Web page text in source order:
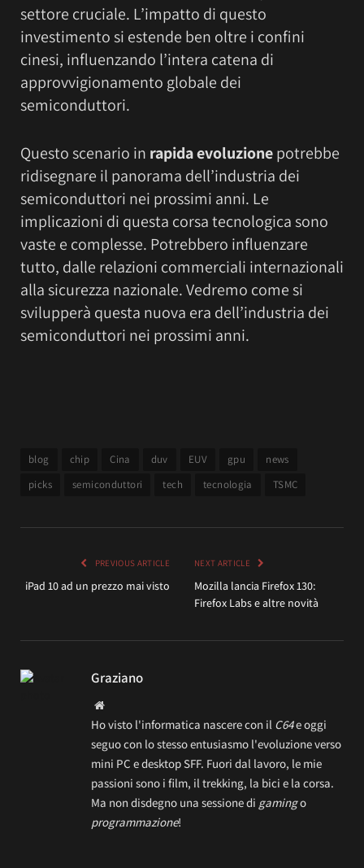
settore cruciale. L’impatto di questo
investimento si estende ben oltre i confini
cinesi, influenzando l’intera catena di
approvvigionamento globale dei
semiconduttori.
Questo scenario in rapida evoluzionepotrebbe
ridisegnare il panorama dell’industria dei
semiconduttori nei prossimi anni. Le
implicazioni di questa corsa tecnologica sono
vaste e complesse. Potrebbero influenzare
tutto, dalle relazioni commerciali internazionali
alla sicurezza nazionale. Vedremo come si
svilupperà questa nuova era dell’industria dei
semiconduttori nei prossimi anni.
blog chip Cina duv EUV gpu
news
picks
semiconduttori tech tecnologia TSMC
PREVIOUS ARTICLE
iPad 10 ad un prezzo mai visto
NEXT ARTICLE
Mozilla lancia Firefox 130:
Firefox Labs e altre novità
Graziano
Website
Ho visto l'informatica nascere con il C64e oggi
seguo con lo stesso entusiasmo l'evoluzione verso
mini PC e desktop SFF. Fuori dal lavoro, le mie
passioni sono i film, il trekking, la bici e la corsa.
Ma non disdegno una sessione di gamingo
programmazione!